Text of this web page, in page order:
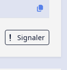
Signaler